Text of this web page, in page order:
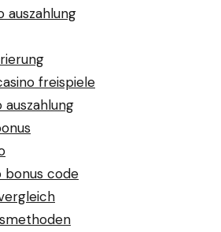
auszahlung
freispiele
bonus code